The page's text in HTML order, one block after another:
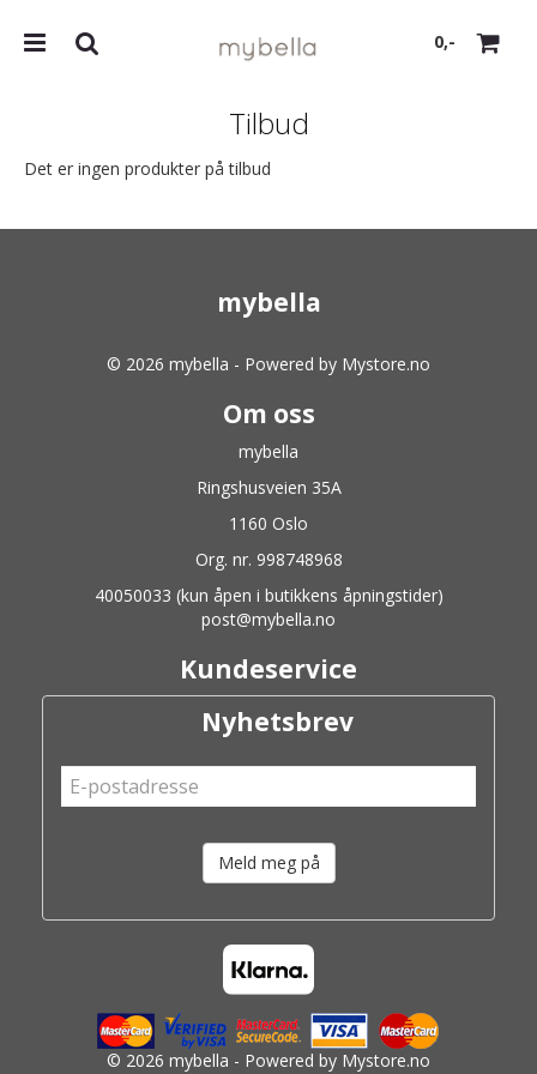
0,-
Tilbud
Det er ingen produkter på tilbud
mybella
© 2026 mybella - Powered by Mystore.no
Om oss
mybella
Ringshusveien 35A
1160 Oslo
Org. nr. 998748968
40050033 (kun åpen i butikkens åpningstider)
post@mybella.no
Kundeservice
Nyhetsbrev
Meld meg på
© 2026 mybella - Powered by Mystore.no